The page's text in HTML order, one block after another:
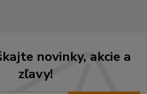
novinky, akcie a
zľavy!